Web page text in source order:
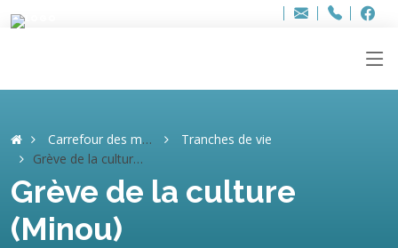
Adresse
info..hâthe..
Tel.
Tel.
Carrefour des mémoires
Tranches de vie
Grève de la culture (Minou)
Grève de la culture
(Minou)